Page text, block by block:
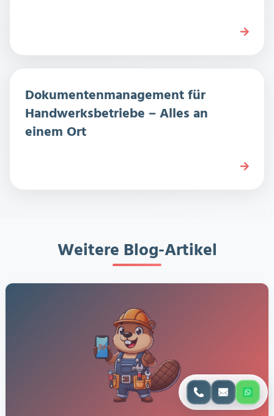
Dokumentenmanagement für
Handwerksbetriebe – Alles an
einem Ort
Weitere Blog-Artikel